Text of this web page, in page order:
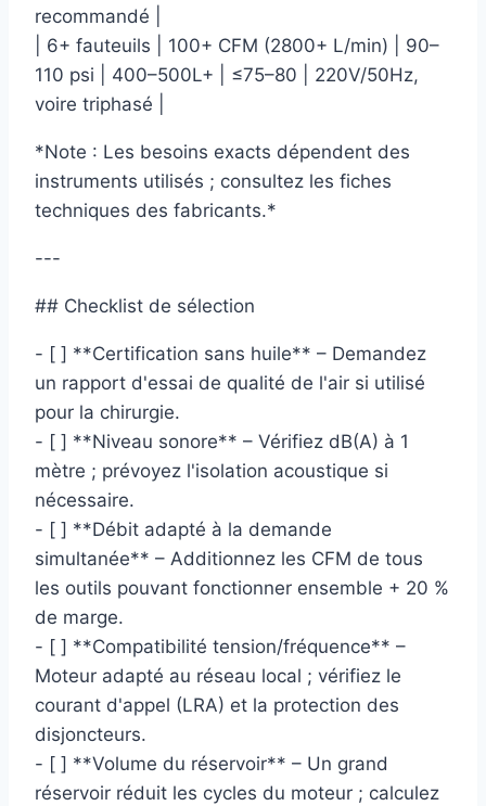
recommandé |
| 6+ fauteuils | 100+ CFM (2800+ L/min) | 90–
110 psi | 400–500L+ | ≤75–80 | 220V/50Hz,
voire triphasé |
*Note : Les besoins exacts dépendent des
instruments utilisés ; consultez les fiches
techniques des fabricants.*
---
## Checklist de sélection
- [ ] **Certification sans huile** – Demandez
un rapport d'essai de qualité de l'air si utilisé
pour la chirurgie.
- [ ] **Niveau sonore** – Vérifiez dB(A) à 1
mètre ; prévoyez l'isolation acoustique si
nécessaire.
- [ ] **Débit adapté à la demande
simultanée** – Additionnez les CFM de tous
les outils pouvant fonctionner ensemble + 20 %
de marge.
- [ ] **Compatibilité tension/fréquence** –
Moteur adapté au réseau local ; vérifiez le
courant d'appel (LRA) et la protection des
disjoncteurs.
- [ ] **Volume du réservoir** – Un grand
réservoir réduit les cycles du moteur ; calculez